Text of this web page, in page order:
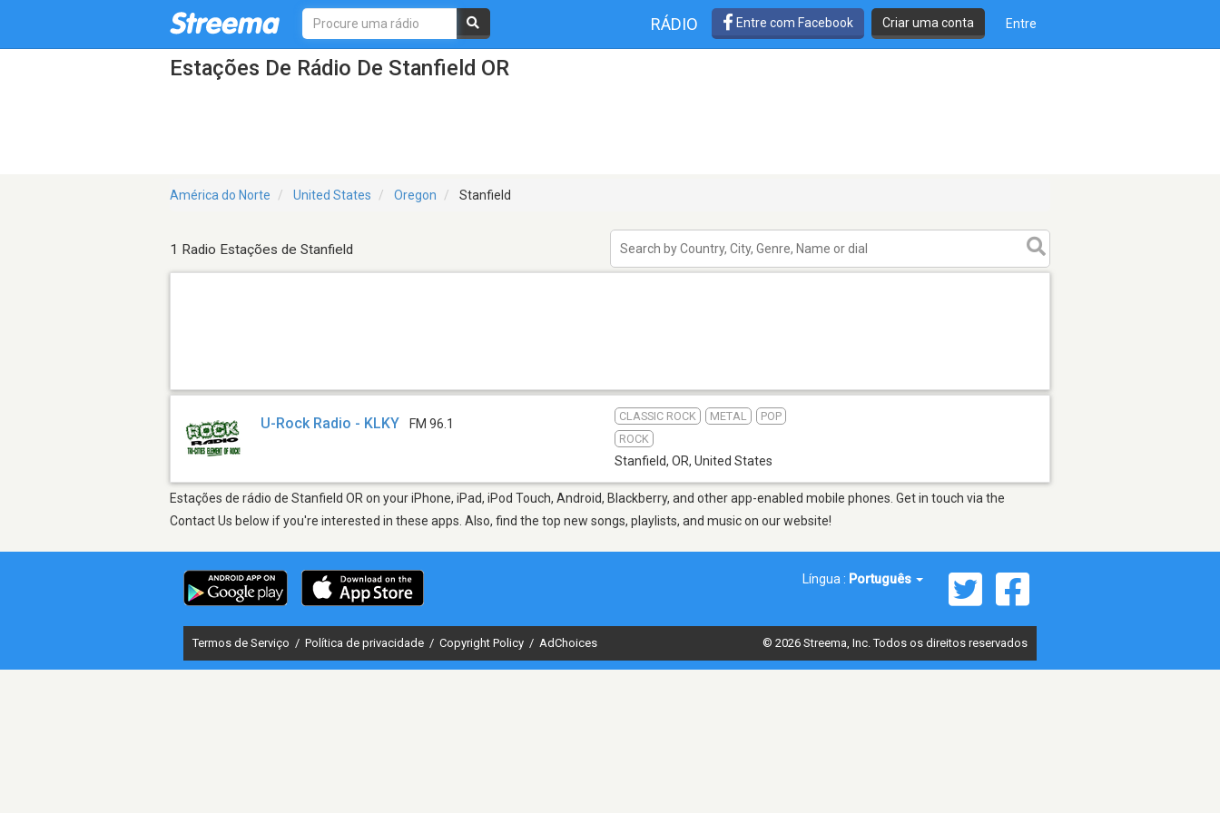
RÁDIO Entre com Facebook Criar uma conta Entre
Estações De Rádio De Stanfield OR
América do Norte United States Oregon Stanfield
1 Radio Estações de Stanfield
U-Rock Radio - KLKY FM 96.1
CLASSIC ROCK METAL
POP
ROCK
Stanfield, OR, United States
Estações de rádio de Stanfield OR on your iPhone, iPad, iPod Touch, Android, Blackberry, and other app-enabled mobile phones. Get in touch via the
Contact Us below if you're interested in these apps. Also, find the top new songs, playlists, and music on our website!
Língua : Português
Termos de Serviço / Política de privacidade / Copyright Policy / AdChoices © 2026 Streema, Inc. Todos os direitos reservados